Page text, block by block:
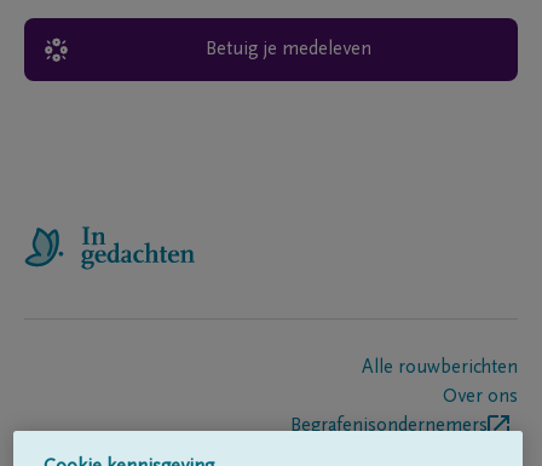
Betuig je medeleven
Alle rouwberichten
Over ons
Begrafenisondernemers